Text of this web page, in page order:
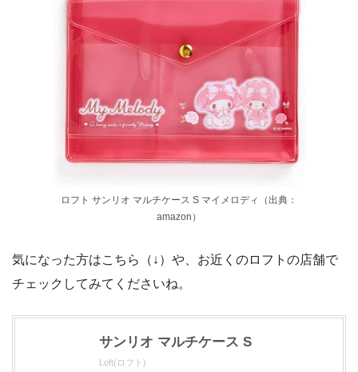
ロフト サンリオ マルチケース S マイメロディ（出典：
amazon）
気になった方はこちら（↓）や、お近くのロフトの店舗で
チェックしてみてくださいね。
サンリオ マルチケース S
Loft(ロフト)